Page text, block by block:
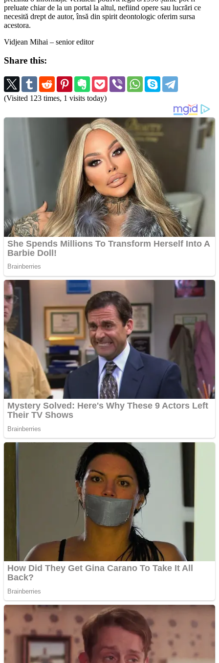
preluate chiar de la un portal la altul, nefiind opere sau lucrări ce
necesită drept de autor, însă din spirit deontologic oferim sursa
acestora.
Vidjean Mihai – senior editor
Share this:
(Visited 123 times, 1 visits today)